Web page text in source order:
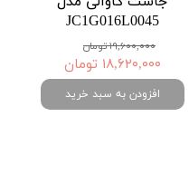
JC1G016L0045
۱۹,۶۰۰,۰۰۰ تومان
۱۸,۶۲۰,۰۰۰ تومان
افزودن به سبد خرید